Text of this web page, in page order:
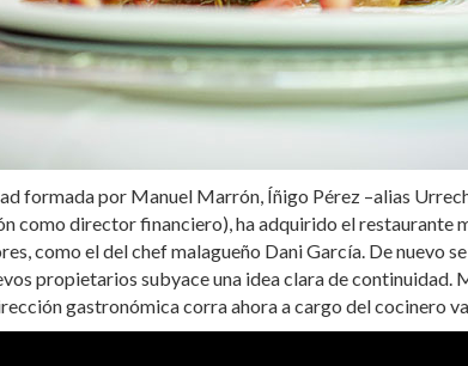
formada por Manuel Marrón, Íñigo Pérez –alias
como director financiero), ha adquirido el restaurante
como el del chef malagueño Dani García. De nuevo
propietarios subyace una idea clara de continuidad.
gastronómica corra ahora a cargo del cocinero